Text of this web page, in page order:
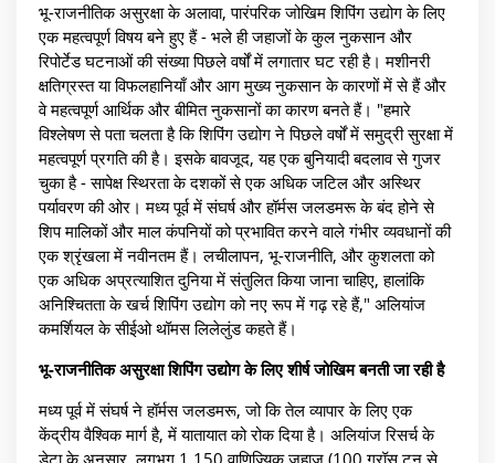
भू-राजनीतिक असुरक्षा के अलावा, पारंपरिक जोखिम शिपिंग उद्योग के लिए
एक महत्वपूर्ण विषय बने हुए हैं - भले ही जहाजों के कुल नुकसान और
रिपोर्टेड घटनाओं की संख्या पिछले वर्षों में लगातार घट रही है। मशीनरी
क्षतिग्रस्त या विफलहानियाँ और आग मुख्य नुकसान के कारणों में से हैं और
वे महत्वपूर्ण आर्थिक और बीमित नुकसानों का कारण बनते हैं। "हमारे
विश्लेषण से पता चलता है कि शिपिंग उद्योग ने पिछले वर्षों में समुद्री सुरक्षा में
महत्वपूर्ण प्रगति की है। इसके बावजूद, यह एक बुनियादी बदलाव से गुजर
चुका है - सापेक्ष स्थिरता के दशकों से एक अधिक जटिल और अस्थिर
पर्यावरण की ओर। मध्य पूर्व में संघर्ष और हॉर्मस जलडमरू के बंद होने से
शिप मालिकों और माल कंपनियों को प्रभावित करने वाले गंभीर व्यवधानों की
एक श्रृंखला में नवीनतम हैं। लचीलापन, भू-राजनीति, और कुशलता को
एक अधिक अप्रत्याशित दुनिया में संतुलित किया जाना चाहिए, हालांकि
अनिश्चितता के खर्च शिपिंग उद्योग को नए रूप में गढ़ रहे हैं," अलियांज
कमर्शियल के सीईओ थॉमस लिलेलुंड कहते हैं।
भू-राजनीतिक असुरक्षा शिपिंग उद्योग के लिए शीर्ष जोखिम बनती जा रही है
मध्य पूर्व में संघर्ष ने हॉर्मस जलडमरू, जो कि तेल व्यापार के लिए एक
केंद्रीय वैश्विक मार्ग है, में यातायात को रोक दिया है। अलियांज रिसर्च के